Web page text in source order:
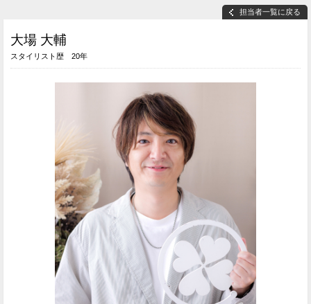
担当者一覧に戻る
大場 大輔
スタイリスト歴 20年